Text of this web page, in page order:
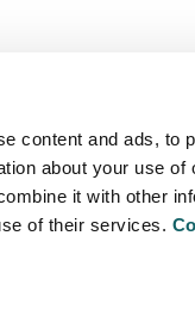
content and ads, to
about your use
it with other
of their services.